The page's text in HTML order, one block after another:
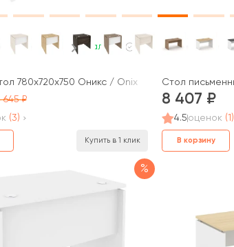
В наличии
780x720x750 Оникс / Onix
645
(3)
Купить в 1 клик
Стол
8 407
4.5оценок (1)
В корзину
%